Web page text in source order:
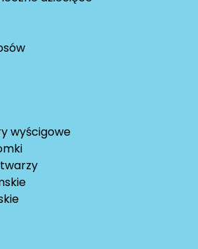
wyścigowe